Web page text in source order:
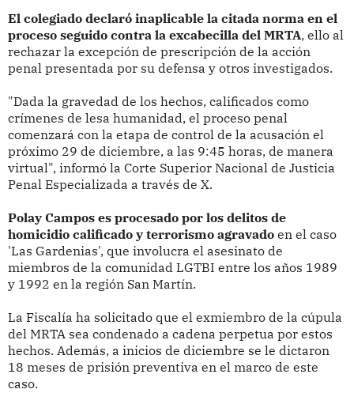
El colegiado declaró inaplicable la citada norma en el
proceso seguido contra la excabecilla del MRTA, ello al
rechazar la excepción de prescripción de la acción
penal presentada por su defensa y otros investigados.
"Dada la gravedad de los hechos, calificados como
crímenes de lesa humanidad, el proceso penal
comenzará con la etapa de control de la acusación el
próximo 29 de diciembre, a las 9:45 horas, de manera
virtual", informó la Corte Superior Nacional de Justicia
Penal Especializada a través de X.
Polay Campos es procesado por los delitos de
homicidio calificado y terrorismo agravadoen el caso
'Las Gardenias', que involucra el asesinato de
miembros de la comunidad LGTBI entre los años 1989
y 1992 en la región San Martín.
La Fiscalía ha solicitado que el exmiembro de la cúpula
del MRTA sea condenado a cadena perpetua por estos
hechos. Además, a inicios de diciembre se le dictaron
18 meses de prisión preventiva en el marco de este
caso.